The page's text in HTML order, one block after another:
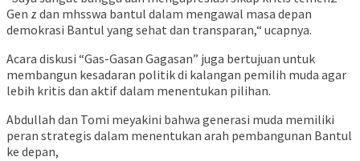
Gen z dan mhsswa bantul dalam mengawal masa depan
demokrasi Bantul yang sehat dan transparan,“ ucapnya.
Acara diskusi “Gas-Gasan Gagasan” juga bertujuan untuk
membangun kesadaran politik di kalangan pemilih muda agar
lebih kritis dan aktif dalam menentukan pilihan.
Abdullah dan Tomi meyakini bahwa generasi muda memiliki
peran strategis dalam menentukan arah pembangunan Bantul
ke depan,